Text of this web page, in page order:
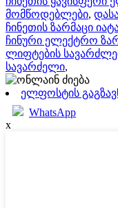
მომწოდებლები,
ჩინეთის ზარმაცი
ჩინური ელექტრო
ლიფტების
სავარძელი,
ელფოსტის
WhatsApp
x